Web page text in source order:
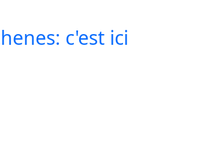
c'est ici